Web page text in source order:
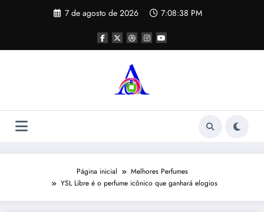
7 de agosto de 2026 7:08:38 PM
Página inicial
Melhores Perfumes
YSL Libre é o perfume icônico que ganhará elogios